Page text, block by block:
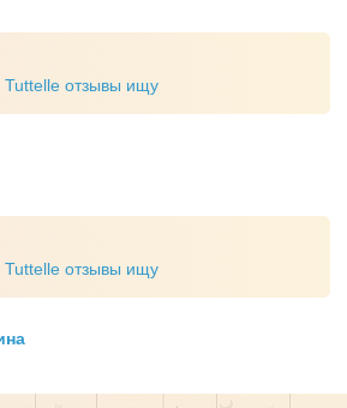
Tuttelle отзывы ищу
Tuttelle отзывы ищу